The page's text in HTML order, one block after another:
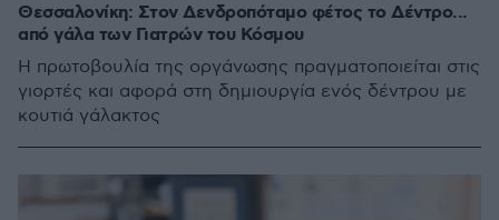
Θεσσαλονίκη: Στον Δενδροπόταμο φέτος το Δέντρο...
από γάλα των Γιατρών του Κόσμου
Η πρωτοβουλία της οργάνωσης πραγματοποιείται στις
γιορτές και αφορά στη δημιουργία ενός δέντρου με
κουτιά γάλακτος